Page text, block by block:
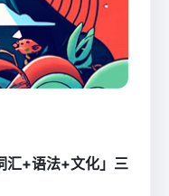
汇+语法+文化」三